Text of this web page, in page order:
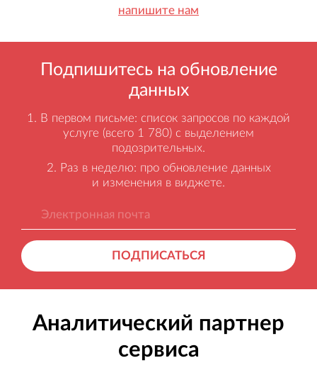
напишите нам
Подпишитесь на обновление
данных
В первом письме: список запросов по каждой
услуге (всего 1 780) с выделением
подозрительных.
Раз в неделю: про обновление данных
и изменения в виджете.
ПОДПИСАТЬСЯ
Аналитический партнер
сервиса